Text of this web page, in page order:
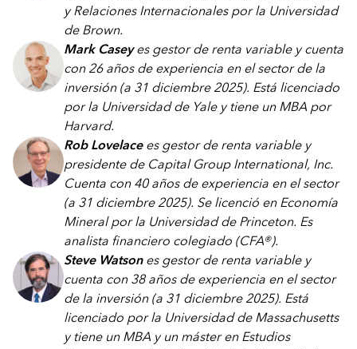
y Relaciones Internacionales por la Universidad
de Brown.
Mark Caseyes gestor de renta variable y cuenta
con 26 años de experiencia en el sector de la
inversión (a 31 diciembre 2025). Está licenciado
por la Universidad de Yale y tiene un MBA por
Harvard.
Rob Lovelacees gestor de renta variable y
presidente de Capital Group International, Inc.
Cuenta con 40 años de experiencia en el sector
(a 31 diciembre 2025). Se licenció en Economía
Mineral por la Universidad de Princeton. Es
analista financiero colegiado (CFA®).
Steve Watsones gestor de renta variable y
cuenta con 38 años de experiencia en el sector
de la inversión (a 31 diciembre 2025). Está
licenciado por la Universidad de Massachusetts
y tiene un MBA y un máster en Estudios